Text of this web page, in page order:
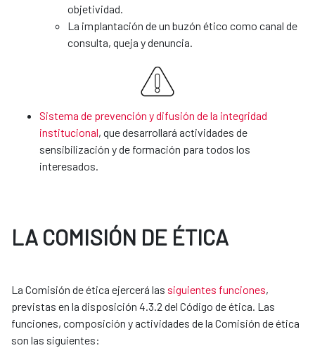
objetividad.
La implantación de un buzón ético como canal de
consulta, queja y denuncia.
Sistema de prevención y difusión de la integridad
institucional, que desarrollará actividades de
sensibilización y de formación para todos los
interesados.
LA COMISIÓN DE ÉTICA
La Comisión de ética ejercerá las siguientes funciones,
previstas en la disposición 4.3.2 del Código de ética. Las
funciones, composición y actividades de la Comisión de ética
son las siguientes: